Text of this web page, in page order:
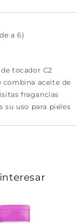
a 6)
tocador C2
combina aceite de
fragancias
su uso para pieles